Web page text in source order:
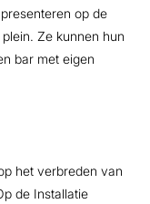
op de
Ze kunnen hun
bar met eigen
het verbreden van
de Installatie